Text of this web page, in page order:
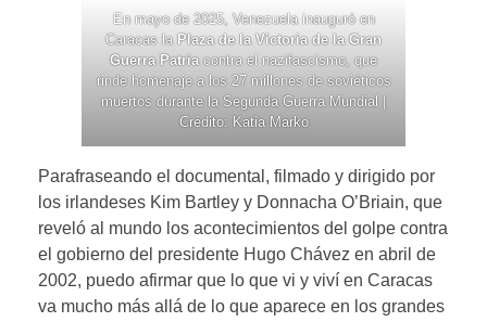
En mayo de 2025, Venezuela inauguró en
Caracas la Plaza de la Victoria de la Gran
Guerra Patriacontra el nazifascismo, que
rinde homenaje a los 27 millones de soviéticos
muertos durante la Segunda Guerra Mundial |
Crédito: Katia Marko
Parafraseando el documental, filmado y dirigido por
los irlandeses Kim Bartley y Donnacha O’Briain, que
reveló al mundo los acontecimientos del golpe contra
el gobierno del presidente Hugo Chávez en abril de
2002, puedo afirmar que lo que vi y viví en Caracas
va mucho más allá de lo que aparece en los grandes